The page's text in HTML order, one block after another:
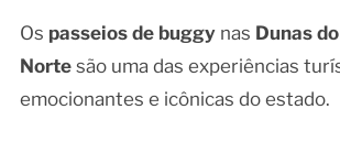
Os passeios de buggynas Dunas
Nortesão uma das experiências
emocionantes e icônicas do estado.